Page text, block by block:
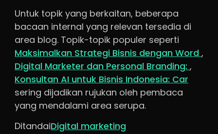
Untuk topik yang berkaitan, beberapa
bacaan internal yang relevan tersedia di
area blog. Topik-topik populer seperti
Maksimalkan Strategi Bisnis dengan Word ,
Digital Marketer dan Personal Branding: ,
Konsultan AI untuk Bisnis Indonesia: Car
sering dijadikan rujukan oleh pembaca
yang mendalami area serupa.
DitandaiDigital marketing